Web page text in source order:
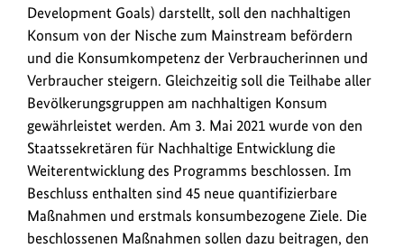
Development Goals) darstellt, soll den nachhaltigen
Konsum von der Nische zum Mainstream befördern
und die Konsumkompetenz der Verbraucherinnen und
Verbraucher steigern. Gleichzeitig soll die Teilhabe aller
Bevölkerungsgruppen am nachhaltigen Konsum
gewährleistet werden. Am 3. Mai 2021 wurde von den
Staatssekretären für Nachhaltige Entwicklung die
Weiterentwicklung des Programms beschlossen. Im
Beschluss enthalten sind 45 neue quantifizierbare
Maßnahmen und erstmals konsumbezogene Ziele. Die
beschlossenen Maßnahmen sollen dazu beitragen, den